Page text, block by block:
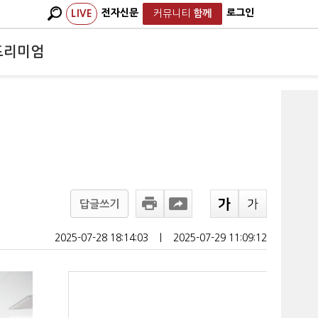
LIVE 전자신문 커뮤니티 함께 로그인
리미엄
답글쓰기
2025-07-28 18:14:03 2025-07-29 11:09:12